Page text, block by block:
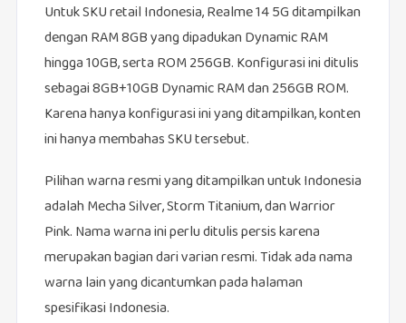
Untuk SKU retail Indonesia, Realme 14 5G ditampilkan
dengan RAM 8GB yang dipadukan Dynamic RAM
hingga 10GB, serta ROM 256GB. Konfigurasi ini ditulis
sebagai 8GB+10GB Dynamic RAM dan 256GB ROM.
Karena hanya konfigurasi ini yang ditampilkan, konten
ini hanya membahas SKU tersebut.
Pilihan warna resmi yang ditampilkan untuk Indonesia
adalah Mecha Silver, Storm Titanium, dan Warrior
Pink. Nama warna ini perlu ditulis persis karena
merupakan bagian dari varian resmi. Tidak ada nama
warna lain yang dicantumkan pada halaman
spesifikasi Indonesia.